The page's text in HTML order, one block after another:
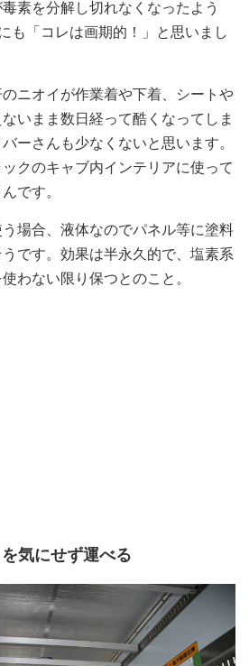
素を分解し切れなくなったよう
も「コレは画期的！」と思いまし
ニオイが作業着や下着、シートや
いまま数日経って酷くなってしま
ーさんも少なくないと思います。
クのキャブ内インテリアに使って
です。
場合、液体なのでパネル等に塗料
です。効果は半永久的で、塩素系
わない限り保つとのこと。
気にせず運べる